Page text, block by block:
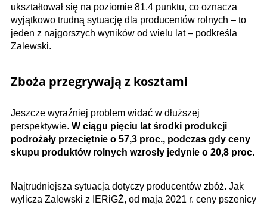
ukształtował się na poziomie 81,4 punktu, co oznacza
wyjątkowo trudną sytuację dla producentów rolnych – to
jeden z najgorszych wyników od wielu lat – podkreśla
Zalewski.
Zboża przegrywają z kosztami
Jeszcze wyraźniej problem widać w dłuższej
perspektywie. W ciągu pięciu lat środki produkcji
podrożały przeciętnie o 57,3 proc., podczas gdy ceny
skupu produktów rolnych wzrosły jedynie o 20,8 proc.
Najtrudniejsza sytuacja dotyczy producentów zbóż. Jak
wylicza Zalewski z IERiGŻ, od maja 2021 r. ceny pszenicy